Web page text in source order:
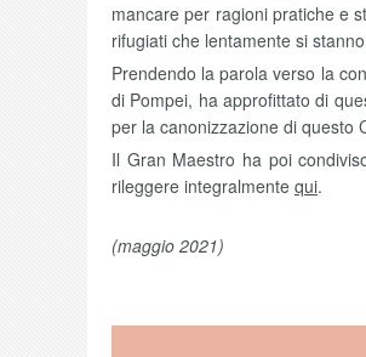
mancare per ragioni pratiche e
rifugiati che lentamente si
Prendendo la parola verso la
di Pompei, ha approfittato di
per la canonizzazione di questo
Il Gran Maestro ha poi
rileggere integralmente qui.
(maggio 2021)